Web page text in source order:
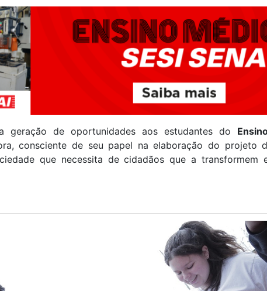
geração de oportunidades aos estudantes do
consciente de seu papel na elaboração do projeto
que necessita de cidadãos que a transformem